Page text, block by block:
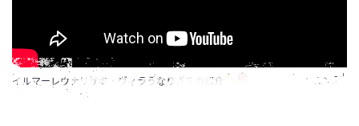
イルマーレウナリザキ・ヴィラうなりざきの紹介